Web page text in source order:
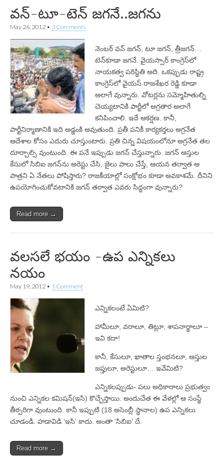
వన్-టూ-టెన్ జగనే..జగను
May 26, 2012 • 3 Comments
నెంబర్ వన్ జగన్‌, టూ జగన్‌, త్రీజగన్‌…
టెన్‌కూడా జగనే. వైయస్సార్‌ కాంగ్రెస్‌లో
నాయకత్వ పరిస్థితి అది. ఒకప్పుడు రాష్ట్ర
కాంగ్రెస్‌లో వైయస్‌ రాజశేఖర రెడ్డి కూడా
అలాగే వున్నారు. వోటర్లను సమ్మోహితుల్ని
చెయ్యటానికి పార్టీలో అగ్రతార అలాగే
కనిపించాలి. ఇదే ఆకర్షణ. కానీ,
పార్టీనిర్మాణానికి ఇది అడ్డంకి అవుతుంది. ప్రతీ పనికీ కార్యకర్తలు అగ్రనేత
ఆదేశాల కోసం ఎదురు చూస్తుంటారు. ప్రతి చిన్న విషయంలోనూ అగ్రనేత తల
దూర్చాల్సి వుంటుంది. ఈ పనే ఇప్పుడు జగన్‌ చేస్తున్నారు. జగన్‌ ఆస్తుల
కేసులో సిబిఐ జగన్‌ను అరెస్టు చేసి, జైలు పాలు చేస్తే, ఆయన తర్వాత ఆ
పాత్రని ఏ నేతలు పోషిస్తారు? రాజకీయాల్లో సంక్షోభం కూడా అవకాశమే. దీనిని
ఉపయోగించుకోవటానికి జగన్‌ తర్వాత ఎవరు సిద్ధంగా వున్నారు?
Read more →
వలసలే భయం -ఉప ఎన్నికలు
నయం
May 19, 2012 • 1 Comment
ఎన్నికలంటే ఏమిటి?
హామీలూ, వరాలూ, తిట్లూ, శాపనార్థాలూ –
ఇవి కదా!
కానీ, కేసులూ, ఖాతాల స్తంభనలూ, ఆస్తుల
జప్తులూ, అరెస్టులూ… ఇవేమిటి?
ఎన్నికలప్పుడు- పలు అధికారాలు ప్రభుత్వం
నుంచి ఎన్నికల కమిషన్‌(ఇసి) కొచ్చేస్తాయి. అందుచేత ఈ వేళల్లో ఆ సంస్థే
తీర్పరిగా వుంటుంది. కానీ ఇప్పుటి (18 అసెంబ్లీ స్థానాల) ఉప ఎన్నికలు
చూడండి. హడావిడి ‘ఇసి’ కాదు. అంతా ‘సిబిఐ’ దే.
Read more →